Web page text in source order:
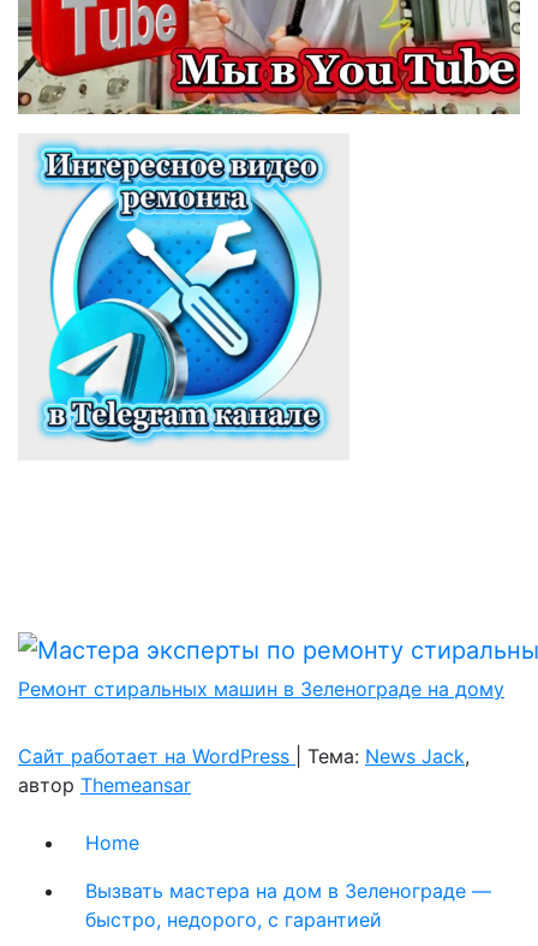
Ремонт стиральных машин в Зеленограде на дому
Сайт работает на WordPress Тема: News Jack,
автор Themeansar
Home
Вызвать мастера на дом в Зеленограде —
быстро, недорого, с гарантией